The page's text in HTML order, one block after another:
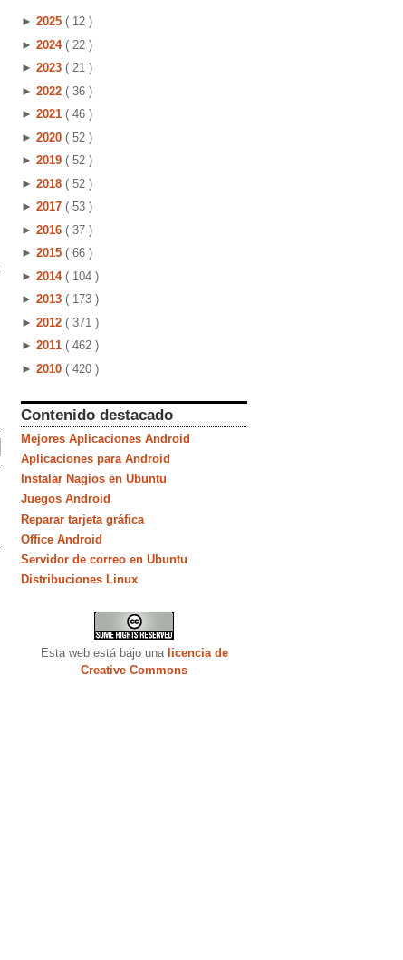
► 2025 ( 12 )
► 2024 ( 22 )
► 2023 ( 21 )
► 2022 ( 36 )
► 2021 ( 46 )
► 2020 ( 52 )
► 2019 ( 52 )
► 2018 ( 52 )
► 2017 ( 53 )
► 2016 ( 37 )
► 2015 ( 66 )
► 2014 ( 104 )
► 2013 ( 173 )
► 2012 ( 371 )
► 2011 ( 462 )
► 2010 ( 420 )
Contenido destacado
Mejores Aplicaciones Android
Aplicaciones para Android
Instalar Nagios en Ubuntu
Juegos Android
Reparar tarjeta gráfica
Office Android
Servidor de correo en Ubuntu
Distribuciones Linux
Esta web está bajo una licencia de
Creative Commons